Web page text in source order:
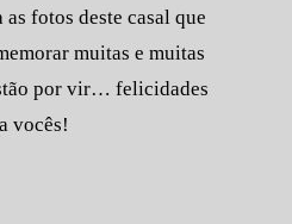
fotos deste casal que
muitas e muitas
por vir… felicidades
vocês!